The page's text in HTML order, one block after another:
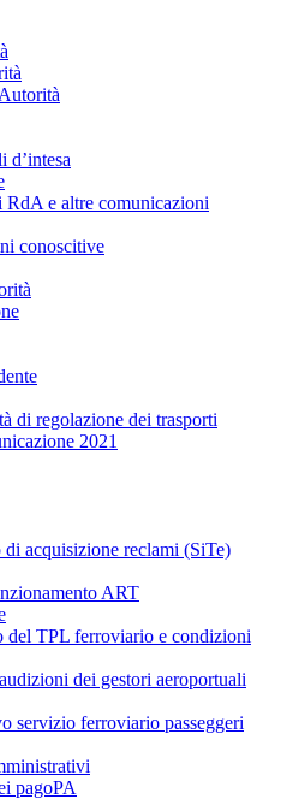
d’intesa
RdA e altre comunicazioni
conoscitive
di regolazione dei trasporti
2021
di acquisizione reclami (SiTe)
ART
del TPL ferroviario e condizioni
dei gestori aeroportuali
servizio ferroviario passeggeri
pagoPA